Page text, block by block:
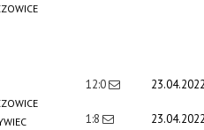
12:0
1:8